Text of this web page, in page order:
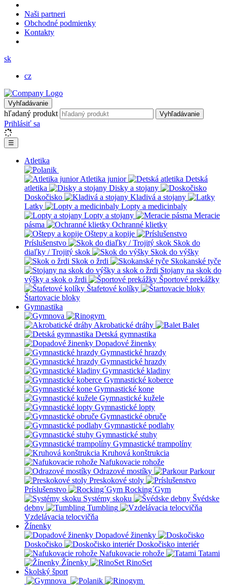
Naši partneri
Obchodné podmienky
Kontakty
sk
cz
Vyhľadávanie
hľadaný produkt Vyhľadávanie
Prihlásiť sa
☰
Atletika
Atletika junior
Detská
atletika
Disky a stojany
Doskočisko
Kladivá a stojany
Latky
Lopty a medicinbaly
Lopty a stojany
Meracie
pásma
Ochranné klietky
Oštepy a kopije
Príslušenstvo
Skok do
diaľky / Trojitý skok
Skok do výšky
Skok o žrdi
Skokanské tyče
Stojany na skok do
výšky a skok o žrdi
Športové prekážky
Štafetové kolíky
Štartovacie bloky
Gymnastika
Akrobatické dráhy
Balet
Detská gymnastika
Dopadové žinenky
Gymnastické hrazdy
Gymnastické hrazdy
Gymnastické kladiny
Gymnastické koberce
Gymnastické kone
Gymnastické kužele
Gymnastické lopty
Gymnastické obruče
Gymnastické podlahy
Gymnastické stuhy
Gymnastické trampolíny
Kruhová konštrukcia
Nafukovacie rohože
Odrazové mostíky
Parkour
Preskokové stoly
Príslušenstvo
Rocking´Gym
Systémy skoku
Švédske
debny
Tumbling
Vzdelávacia telocvičňa
Žínenky
Dopadové žinenky
Doskočisko
Doskočisko interiér
Nafukovacie rohože
Tatami
Žínenky
RinoSet
Školský šport